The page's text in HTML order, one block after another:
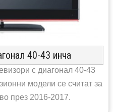
40-43 инча
с диагонал 40-43
модели се считат за
през 2016-2017.